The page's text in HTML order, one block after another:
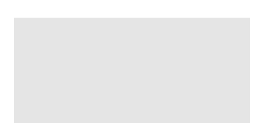
本期改造概述：求助业主马先生是山东济